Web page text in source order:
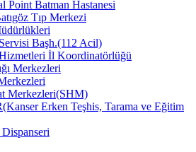
Point Batman Hastanesi
Tıp Merkezi
Başh.(112 Acil)
İl Koordinatörlüğü
Merkezleri
Merkezleri(SHM)
Erken Teşhis, Tarama ve Eğitim